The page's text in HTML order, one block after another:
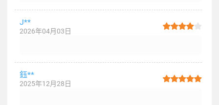
J**
2026年04月03日
鈺**
2025年12月28日